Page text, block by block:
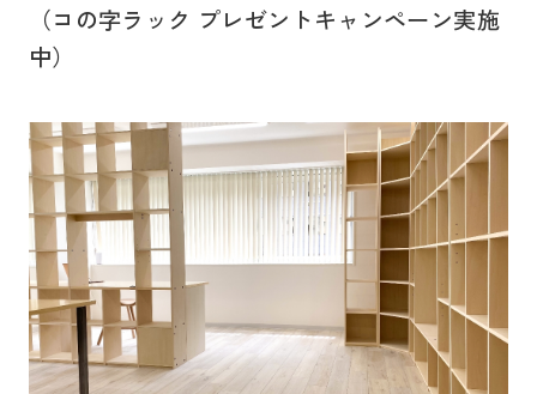
（コの字ラック プレゼントキャンペーン実施
中）